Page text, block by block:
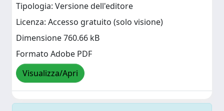
Tipologia: Versione dell'editore
Licenza: Accesso gratuito (solo visione)
Dimensione 760.66 kB
Formato Adobe PDF
Visualizza/Apri